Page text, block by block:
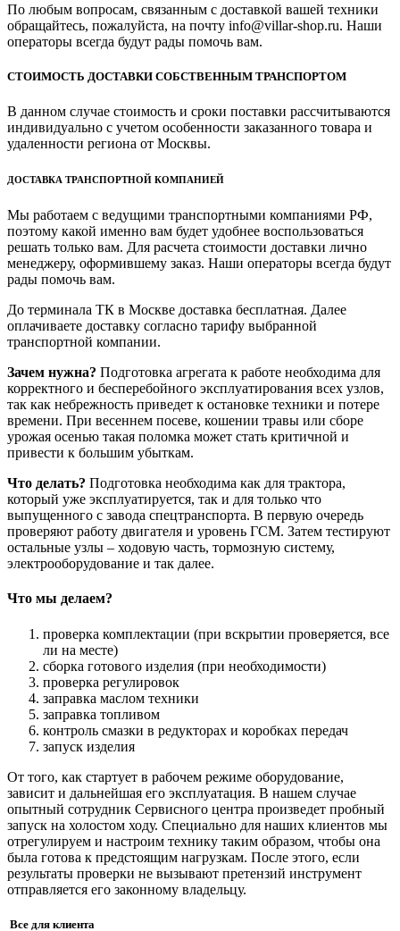
По любым вопросам, связанным с доставкой вашей техники
обращайтесь, пожалуйста, на почту info@villar-shop.ru. Наши
операторы всегда будут рады помочь вам.
СТОИМОСТЬ ДОСТАВКИ СОБСТВЕННЫМ ТРАНСПОРТОМ
В данном случае стоимость и сроки поставки рассчитываются
индивидуально с учетом особенности заказанного товара и
удаленности региона от Москвы.
ДОСТАВКА ТРАНСПОРТНОЙ КОМПАНИЕЙ
Мы работаем с ведущими транспортными компаниями РФ,
поэтому какой именно вам будет удобнее воспользоваться
решать только вам. Для расчета стоимости доставки лично
менеджеру, оформившему заказ. Наши операторы всегда будут
рады помочь вам.
До терминала ТК в Москве доставка бесплатная. Далее
оплачиваете доставку согласно тарифу выбранной
транспортной компании.
Зачем нужна? Подготовка агрегата к работе необходима для
корректного и бесперебойного эксплуатирования всех узлов,
так как небрежность приведет к остановке техники и потере
времени. При весеннем посеве, кошении травы или сборе
урожая осенью такая поломка может стать критичной и
привести к большим убыткам.
Что делать? Подготовка необходима как для трактора,
который уже эксплуатируется, так и для только что
выпущенного с завода спецтранспорта. В первую очередь
проверяют работу двигателя и уровень ГСМ. Затем тестируют
остальные узлы – ходовую часть, тормозную систему,
электрооборудование и так далее.
Что мы делаем?
проверка комплектации (при вскрытии проверяется, все
ли на месте)
сборка готового изделия (при необходимости)
проверка регулировок
заправка маслом техники
заправка топливом
контроль смазки в редукторах и коробках передач
запуск изделия
От того, как стартует в рабочем режиме оборудование,
зависит и дальнейшая его эксплуатация. В нашем случае
опытный сотрудник Сервисного центра произведет пробный
запуск на холостом ходу. Специально для наших клиентов мы
отрегулируем и настроим технику таким образом, чтобы она
была готова к предстоящим нагрузкам. После этого, если
результаты проверки не вызывают претензий инструмент
отправляется его законному владельцу.
Все для клиента